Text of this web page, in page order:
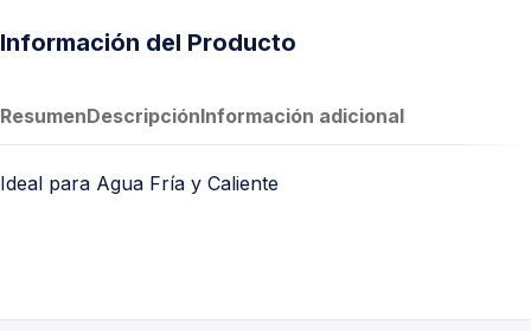
Información del Producto
ResumenDescripciónInformación adicional
Ideal para Agua Fría y Caliente